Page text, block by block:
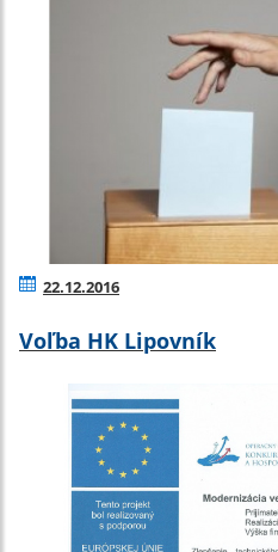
22.12.2016
Voľba HK Lipovník